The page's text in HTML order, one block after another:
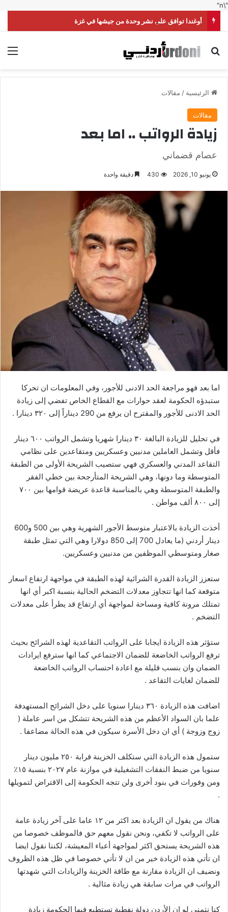
"\n"
أوغندا توافق على نشر وحدة من جيشها في غزة
بحث عن
الرئيسية / مقالات
مقالات
زيادة الرواتب .. اما بعد
عصام قضماني
يونيو 10, 2026 430 دقيقة واحدة
اما بعد فهو مراجعة الحد الادنى للأجور، وفي المعلومات ان تحركا
ستبدؤه الحكومة لعقد حوارات مع القطاع الخاص تفضي إلى زيادة
الحد الادنى للأجور والمقترح ان يرفع من 290 ديناراً إلى ٣٢٠ دينارا .
في تحليل للزيادة البالغة ٣٠ دينارا شهريا وتشمل الرواتب ٦٠٠ دينار
فأقل وتشمل العاملين مدنيين وعسكريين ومتقاعدين على نظامي
التقاعد المدني والعسكري فهي ستصيب الشريحة الأولى من الطبقة
المتوسطة وما دونها، وهي الشريحة المتأرجحة بين خطي الفقر
والطبقة المتوسطة وهي بالمناسبة قاعدة عريضة قوامها بين ٧٠٠
إلى ٨٠٠ ألف مواطن .
أخذت الزيادة بالاعتبار متوسط الأجور الشهرية وهي بين 500 و600
دينار أردني (ما يعادل 700 إلى 850 دولارا وهي التي تمثل طبقة
صغار ومتوسطي الموظفين من مدنيين وعسكريين.
ستعزز الزيادة القدرة الشرائية لهذه الطبقة في مواجهة ارتفاع اسعار
متوقعة كما انها تتجاوز معدلات التضخم الحالية بنسبة اكبر أي انها
تمتلك مرونة كافية ومساحة لمواجهة أي ارتفاع قد يطرأ على معدلات
التضخم .
ستؤثر هذه الزيادة ايجابا على الرواتب التقاعدية لهذه الشرائح بحيث
ترفع الرواتب الخاضعة للضمان الاجتماعي كما انها سترفع ايرادات
الضمان وان بنسب قليلة مع اعادة احتساب الرواتب الخاضعة
للضمان لغايات التقاعد .
اضافت هذه الزيادة ٣٦٠ دينارا سنويا على دخل الشرائح المستهدفة
علما بان السواد الأعظم من هذه الشريحة تتشكل من اسر عاملة (
زوج وزوجة ) أي ان دخل الأسرة سيكون في هذه الحالة مضاعفا .
ستمول هذه الزيادة التي ستكلف الخزينة قرابة ٢٥٠ مليون دينار
سنويا من ضبط النفقات التشغيلية في موازنة عام ٢٠٢٧ بنسبة ١٥٪؜
ومن وفورات في بنود أخرى ولن تتجه الحكومة إلى الاقتراض لتمويلها
.
هناك من يقول ان الزيادة بعد اكثر من ١٢ عاما على آخر زيادة عامة
على الرواتب لا تكفي، ونحن نقول معهم حق فالموظف خصوصا من
هذه الشريحة يستحق اكثر لمواجهة أعباء المعيشة، لكننا نقول ايضا
ان تأتي هذه الزيادة خير من ان لا تأتي خصوصا في ظل هذه الظروف
ونضيف ان الزيادة مقارنة مع طاقة الخزينة والزيادات التي شهدتها
الرواتب في مرات سابقة هي زيادة مثالية .
كنا نتمنى لو ان الأردن دولة نفطية تستطيع فيها الحكومة زيادة